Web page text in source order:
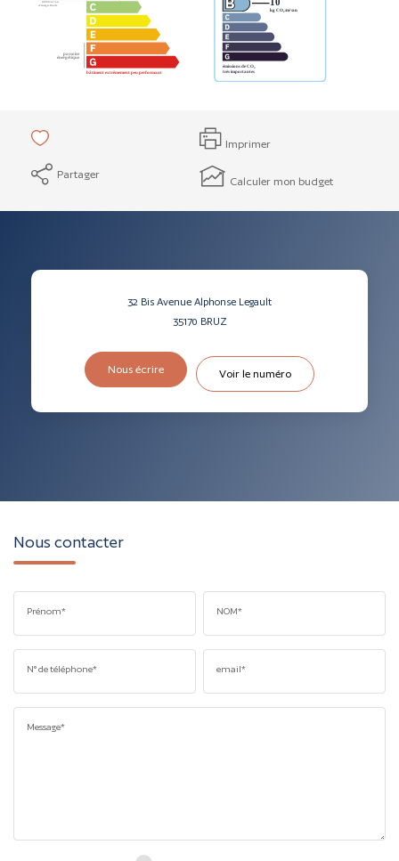
Imprimer
Partager
Calculer mon budget
32 Bis Avenue Alphonse Legault
35170 BRUZ
Nous écrire Voir le numéro
Nous contacter
Prénom* NOM*
N° de téléphone* email*
Message*